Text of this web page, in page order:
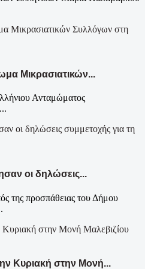
Μικρασιατικών...
Ανταμώματος
οι δηλώσεις...
της προσπάθειας του Δήμου
Κυριακή στην Μονή...